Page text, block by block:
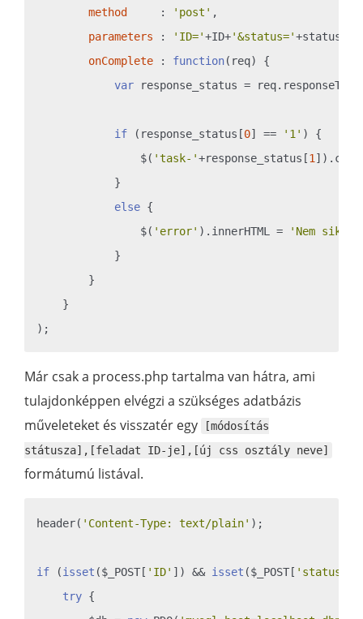
method
     :
'post' ,
parameters : 'ID='+ID+'&status='+status,
onComplete : function( req) {
var response_status =
if (response_status[0] == '1' ) {
                $(
'task-'+response_status[1
            }
else {
                $(
'error' ).innerHTML =
'Nem
            }
        }
    }
Már csak a process.php tartalma van hátra, ami
tulajdonképpen elvégzi a szükséges adatbázis
műveleteket és visszatér egy
[módosítás
státusza],[feladat ID-je],[új css osztály neve]
formátumú listával.
header( 'Content-Type: text/plain' );
if (isset ($_POST[ 'ID' ]) && isset ($_POST[ 'status'
try {